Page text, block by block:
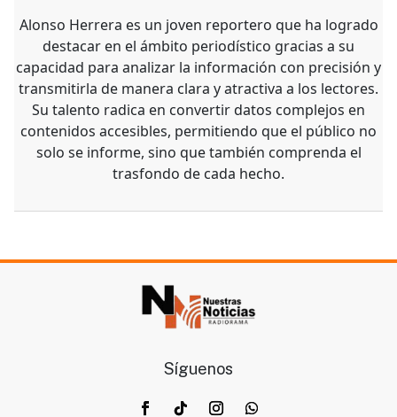
Alonso Herrera es un joven reportero que ha logrado
destacar en el ámbito periodístico gracias a su
capacidad para analizar la información con precisión y
transmitirla de manera clara y atractiva a los lectores.
Su talento radica en convertir datos complejos en
contenidos accesibles, permitiendo que el público no
solo se informe, sino que también comprenda el
trasfondo de cada hecho.
Síguenos